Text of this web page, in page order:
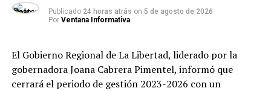
Publicado 24 horas atrás on 5 de agosto de 2026
Por Ventana Informativa
El Gobierno Regional de La Libertad, liderado por la
gobernadora Joana Cabrera Pimentel, informó que
cerrará el periodo de gestión 2023-2026 con un